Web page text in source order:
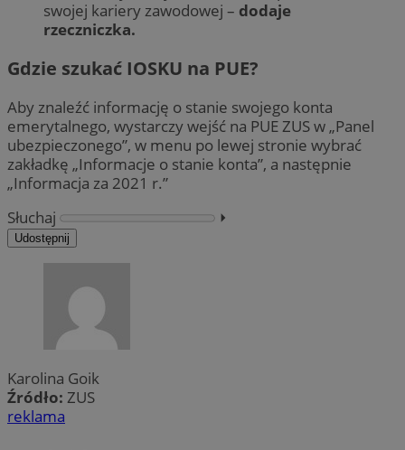
swojej kariery zawodowej – dodaje
rzeczniczka.
Gdzie szukać IOSKU na PUE?
Aby znaleźć informację o stanie swojego konta
emerytalnego, wystarczy wejść na PUE ZUS w „Panel
ubezpieczonego”, w menu po lewej stronie wybrać
zakładkę „Informacje o stanie konta”, a następnie
„Informacja za 2021 r.”
Słuchaj
⏵︎
Udostępnij
Karolina Goik
Źródło: ZUS
reklama